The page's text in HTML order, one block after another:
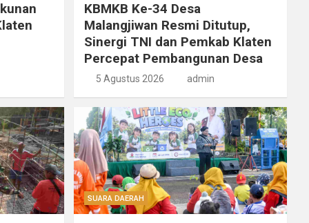
KBMKB Ke-34 Desa
Malangjiwan Resmi Ditutup,
Sinergi TNI dan Pemkab Klaten
Percepat Pembangunan Desa
5 Agustus 2026 admin
SUARA DAERAH